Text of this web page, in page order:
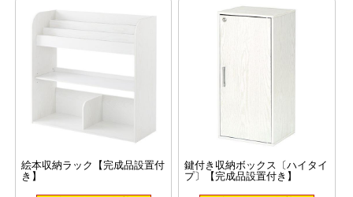
絵本収納ラック【完成品設置付
き】
鍵付き収納ボックス〔ハイタイ
プ〕【完成品設置付き】